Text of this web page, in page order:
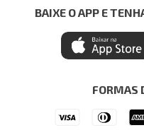
Painel de Privacidade
Central de Preferências
Ética e Sustentabilidade
Regulamentos
Seja um Revendedor
Azul Fidelidade
Mastercard
Itau Personnalite
BAIXE O APP E
FORMAS